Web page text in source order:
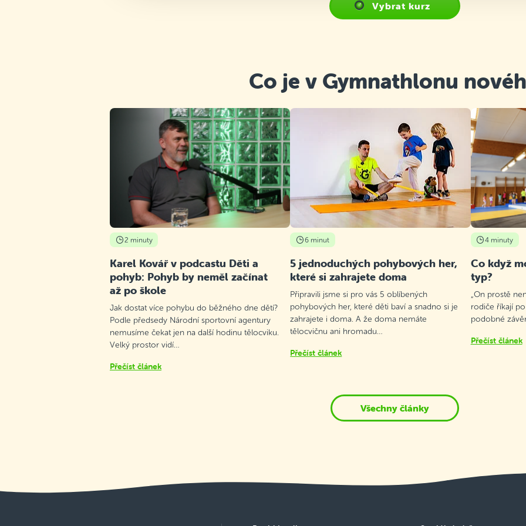
Vybrat kurz
Co je v Gymnathlonu
2 minuty
Karel Kovář v podcastu Děti a
pohyb: Pohyb by neměl začínat
až po škole
Jak dostat více pohybu do běžného dne dětí?
Podle předsedy Národní sportovní agentury
nemusíme čekat jen na další hodinu tělocviku.
Velký prostor vidí…
Přečíst článek
6 minut
5 jednoduchých pohybových her,
které si zahrajete doma
Připravili jsme si pro vás 5 oblíbených
pohybových her, které děti baví a snadno si je
zahrajete i doma. A že doma nemáte
tělocvičnu ani hromadu…
Přečíst článek
4 minuty
Co když
typ?
„On prostě
rodiče říkají
podobné
Přečíst článek
Všechny články